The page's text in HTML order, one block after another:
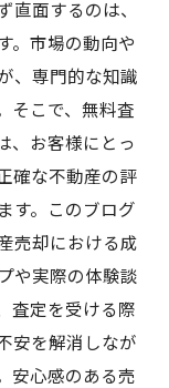
直面するのは、
。市場の動向や
、専門的な知識
そこで、無料査
、お客様にとっ
確な不動産の評
す。このブログ
売却における成
や実際の体験談
査定を受ける際
安を解消しなが
安心感のある売